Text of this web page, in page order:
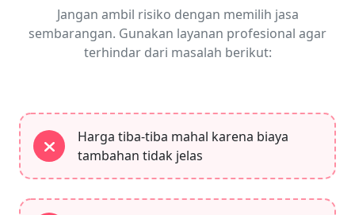
Jangan ambil risiko dengan memilih jasa
sembarangan. Gunakan layanan profesional agar
terhindar dari masalah berikut:
Harga tiba-tiba mahal karena biaya
tambahan tidak jelas